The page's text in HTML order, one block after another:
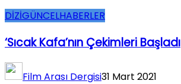
DİZİGÜNCELHABERLER
‘Sıcak Kafa’nın Çekimleri Başladı
Film Arası Dergisi31 Mart 2021